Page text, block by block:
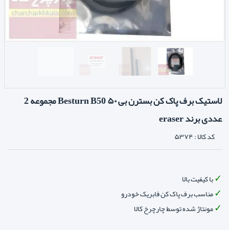
لاستیک برف پاک کن بسترن بی ۵۰ Besturn B50 مجموعه 2
عددی برند eraser
کد کالا :۵۳۷۴
با کیفیت بالا
مناسب برف پاک کن فابریک خودرو
مونتاژ شده توسط چارچرخ کالا